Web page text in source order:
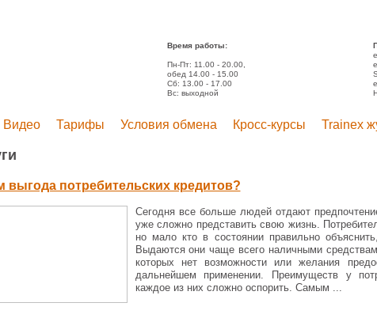
Время работы:
Пн-Пт: 11.00 - 20.00,
обед 14.00 - 15.00
Сб: 13.00 - 17.00
Вс: выходной
Видео Тарифы Условия обмена Кросс-курсы Trainex
выгода потребительских кредитов?
Сегодня все больше людей отдают
уже сложно представить свою жизнь.
но мало кто в состоянии правильно
Выдаются они чаще всего наличными
которых нет возможности или желания
дальнейшем применении. Преимуществ у
каждое из них сложно оспорить. Самым ...